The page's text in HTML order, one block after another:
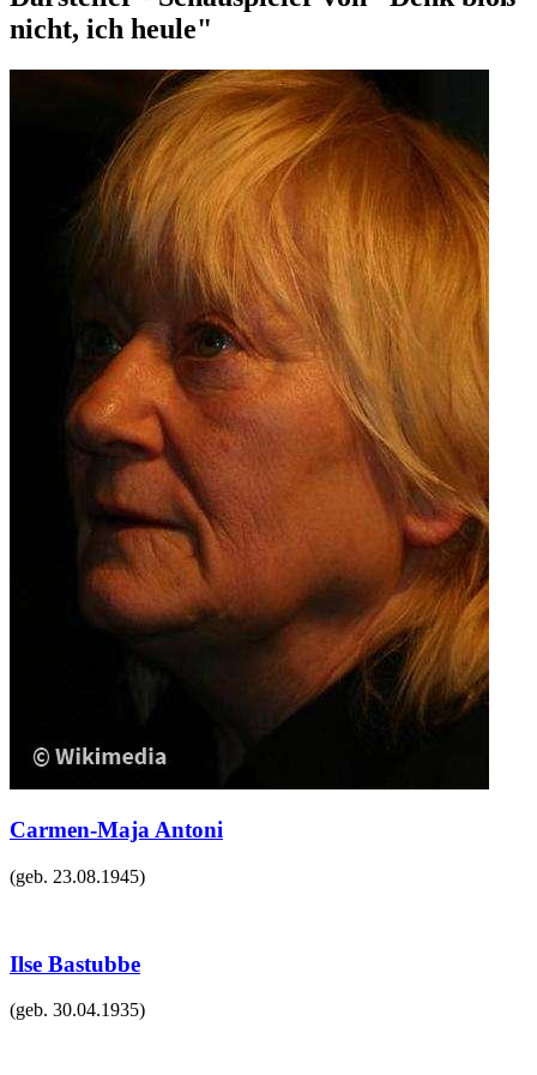
nicht, ich heule"
Carmen-Maja Antoni
(geb. 23.08.1945)
Ilse Bastubbe
(geb. 30.04.1935)